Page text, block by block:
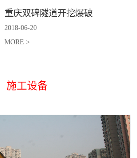
重庆双碑隧道开挖爆破
2018-06-20
MORE >
施工设备